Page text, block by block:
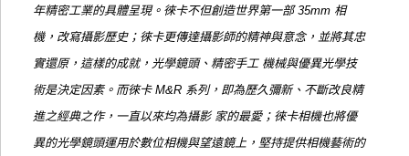
年精密工業的具體呈現。徠卡不但創造世界第一部 35mm 相
機，改寫攝影歷史；徠卡更傳達攝影師的精神與意念，並將其忠
實還原，這樣的成就，光學鏡頭、精密手工 機械與優異光學技
術是決定因素。而徠卡 M&R 系列，即為歷久彌新、不斷改良精
進之經典之作，一直以來均為攝影 家的最愛；徠卡相機也將優
異的光學鏡頭運用於數位相機與望遠鏡上，堅持提供相機藝術的